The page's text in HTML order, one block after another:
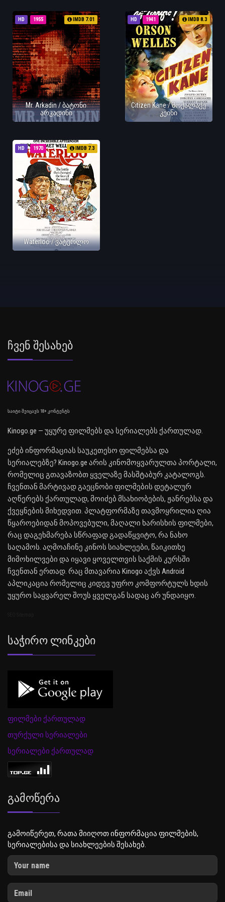
HD 1955 IMDB 7.01
Mr. Arkadin / ბატონი
არკადინი
HD 1941 IMDB 8.3
Citizen Kane / მოქალაქე
კეინი
HD 1970 IMDB 7.3
Waterloo / ვატერლო
Ჩვენ Შესახებ
საიტი შეიცავს 18+ კონტენტს
Kinogo.ge — უყურე ფილმებს და სერიალებს ქართულად.
ეძებ ინფორმაციას საუკეთესო ფილმებსა და
სერიალებზე? Kinogo.ge არის კინომოყვარულთა პორტალი,
რომელიც გთავაზობთ ყველაზე მასშტაბურ კატალოგს.
ჩვენთან მარტივად გაეცნობი ფილმების დეტალურ
აღწერებს ქართულად, მოიძებ მსახიობების, ჟანრებსა და
ქვეყნების მიხედვით. პლატფორმაზე თავმოყრილია ღია
წყაროებიდან მოპოვებული, მაღალი ხარისხის ფილმები,
რაც დაგეხმარება სწრაფად გადაწყვიტო, რა ნახო
საღამოს. აღმოაჩინე კინოს სიახლეები, წაიკითხე
მიმოხილვები და იყავი ყოველთვის საქმის კურსში
ჩვენთან ერთად. რაც მთავარია Kinogo აქვს Android
აპლიკაცია რომელიც კიდევ უფრო კომფორტულს ხდის
უყურო საყვარელ შოუს ყველგან სადაც არ უნდაიყო.
Საჭირო Ლინკები
ფილმები ქართულად
თურქული სერიალები
სერიალები ქართულად
Გამოწერა
გამოიწერეთ, რათა მიიღოთ ინფორმაცია ფილმების,
სერიალებისა და სიახლეების შესახებ.